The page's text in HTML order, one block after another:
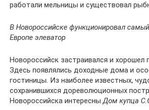
работали мельницы и существовал
В Новороссийске функционировал
Европе элеватор
Новороссийск застраивался и хорошел
Здесь появлялись доходные дома и
гостиницы. Из наиболее известных,
сохранившихся дореволюционных
Новороссийска интересныДом купца